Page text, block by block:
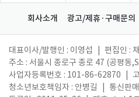
회사소개 광고/제휴·구매문의
대표이사/발행인 : 이영섭 편집인 :
주소 : 서울시 종로구 종로 47 (공평동
사업자등록번호 : 101-86-62870
청소년보호책임자 : 안병길
통신판